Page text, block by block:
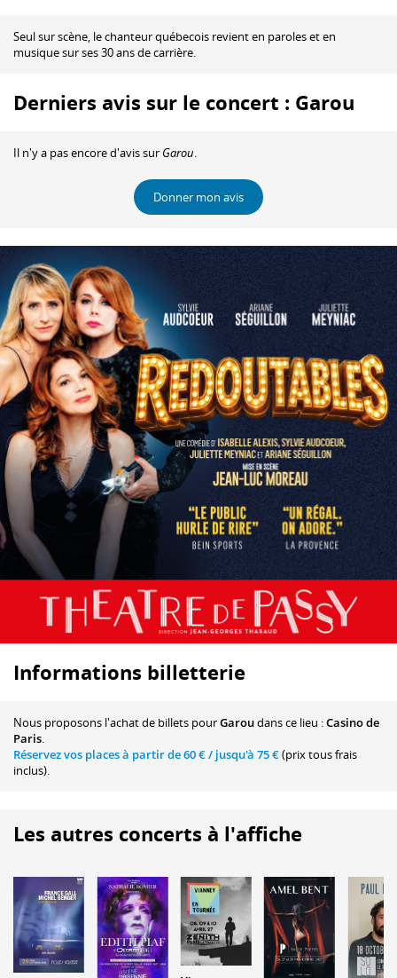
Seul sur scène, le chanteur québecois revient en paroles et en
musique sur ses 30 ans de carrière.
Derniers avis sur le concert : Garou
Il n'y a pas encore d'avis sur Garou.
Donner mon avis
Informations billetterie
Nous proposons l'achat de billets pourGaroudans ce lieu :Casino de
Paris.
Réservez vos places à partir de60 €/ jusqu'à 75 €(prix tous frais
inclus).
Les autres concerts à l'affiche